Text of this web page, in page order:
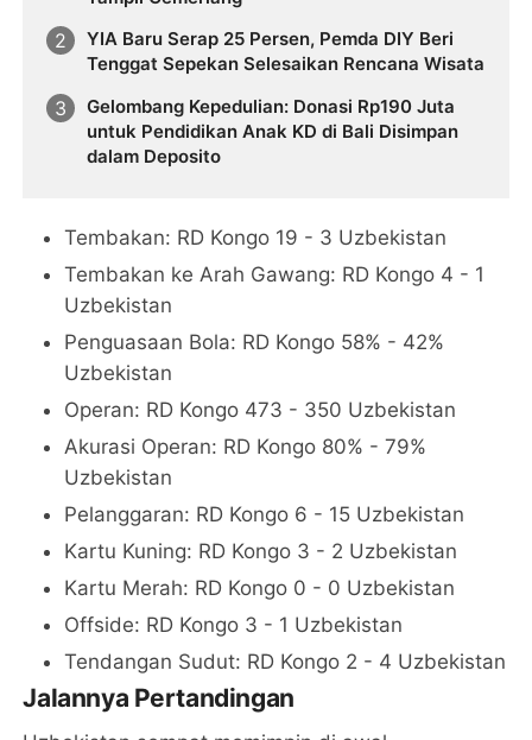
YIA Baru Serap 25 Persen, Pemda DIY Beri
Tenggat Sepekan Selesaikan Rencana Wisata
Gelombang Kepedulian: Donasi Rp190 Juta
untuk Pendidikan Anak KD di Bali Disimpan
dalam Deposito
Tembakan: RD Kongo 19 - 3 Uzbekistan
Tembakan ke Arah Gawang: RD Kongo 4 - 1
Uzbekistan
Penguasaan Bola: RD Kongo 58% - 42%
Uzbekistan
Operan: RD Kongo 473 - 350 Uzbekistan
Akurasi Operan: RD Kongo 80% - 79%
Uzbekistan
Pelanggaran: RD Kongo 6 - 15 Uzbekistan
Kartu Kuning: RD Kongo 3 - 2 Uzbekistan
Kartu Merah: RD Kongo 0 - 0 Uzbekistan
Offside: RD Kongo 3 - 1 Uzbekistan
Tendangan Sudut: RD Kongo 2 - 4 Uzbekistan
Jalannya Pertandingan